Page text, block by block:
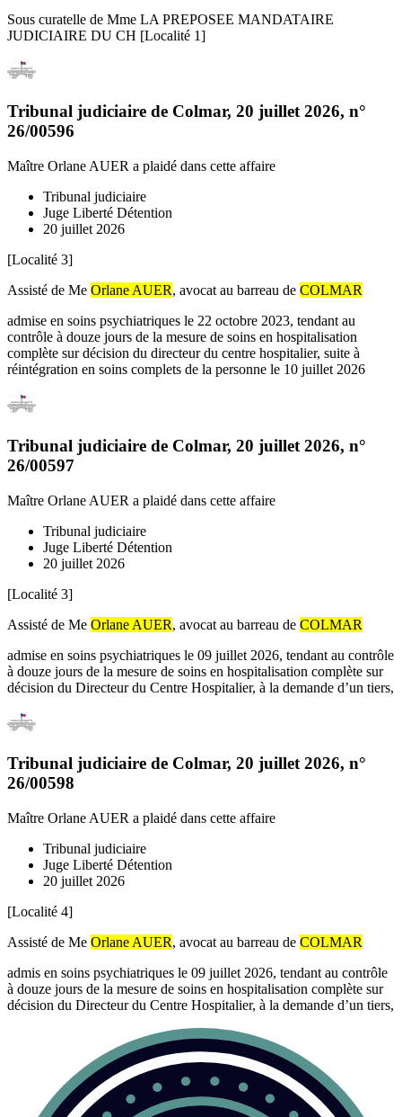
Sous curatelle de Mme LA PREPOSEE MANDATAIRE
JUDICIAIRE DU CH [Localité 1]
Tribunal judiciaire de Colmar, 20 juillet 2026, n°
26/00596
Maître Orlane AUER a plaidé dans cette affaire
Tribunal judiciaire
Juge Liberté Détention
20 juillet 2026
[Localité 3]
Assisté de Me Orlane AUER, avocat au barreau de COLMAR
admise en soins psychiatriques le 22 octobre 2023, tendant au
contrôle à douze jours de la mesure de soins en hospitalisation
complète sur décision du directeur du centre hospitalier, suite à
réintégration en soins complets de la personne le 10 juillet 2026
Tribunal judiciaire de Colmar, 20 juillet 2026, n°
26/00597
Maître Orlane AUER a plaidé dans cette affaire
Tribunal judiciaire
Juge Liberté Détention
20 juillet 2026
[Localité 3]
Assisté de Me Orlane AUER, avocat au barreau de COLMAR
admise en soins psychiatriques le 09 juillet 2026, tendant au contrôle
à douze jours de la mesure de soins en hospitalisation complète sur
décision du Directeur du Centre Hospitalier, à la demande d’un tiers,
Tribunal judiciaire de Colmar, 20 juillet 2026, n°
26/00598
Maître Orlane AUER a plaidé dans cette affaire
Tribunal judiciaire
Juge Liberté Détention
20 juillet 2026
[Localité 4]
Assisté de Me Orlane AUER, avocat au barreau de COLMAR
admis en soins psychiatriques le 09 juillet 2026, tendant au contrôle
à douze jours de la mesure de soins en hospitalisation complète sur
décision du Directeur du Centre Hospitalier, à la demande d’un tiers,